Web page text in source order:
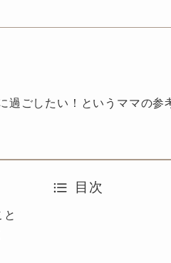
過ごしたい！というママの参
目次